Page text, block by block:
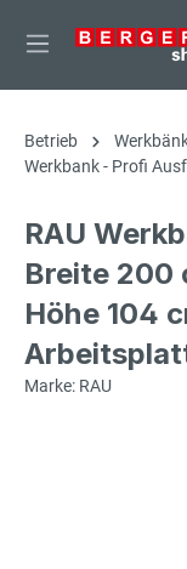
springen
Betrieb
Werkbank - Profi
RAU
Breite 200
Höhe 104
Marke: RAU